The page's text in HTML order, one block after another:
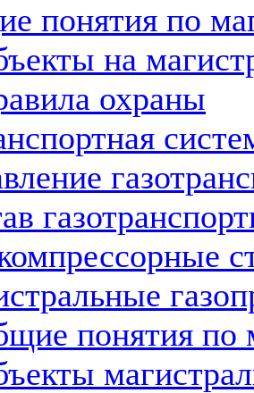
понятия по
на
охраны
понятия по